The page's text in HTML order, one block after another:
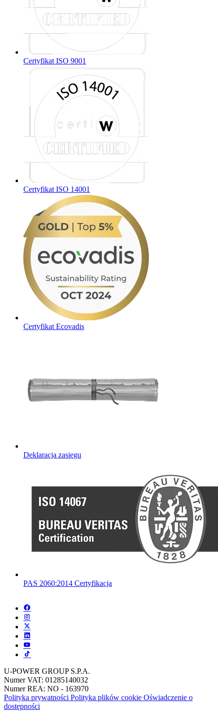
Certyfikat ISO 9001
Certyfikat ISO 14001
Certyfikat Ecovadis
Deklaracja zasięgu
PAS 2060:2014 Certyfikacja
Polityka prywatności Polityka plików cookie Oświadczenie o
dostępności
U-POWER GROUP S.P.A.
Numer VAT: 01285140032
Numer REA: NO - 163970